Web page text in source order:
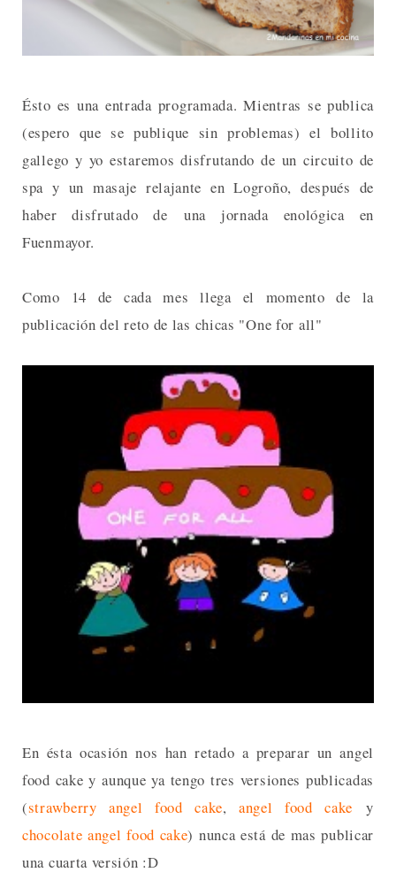
Ésto es una entrada programada. Mientras se publica
(espero que se publique sin problemas) el bollito
gallego y yo estaremos disfrutando de un circuito de
spa y un masaje relajante en Logroño, después de
haber disfrutado de una jornada enológica en
Fuenmayor.
Como 14 de cada mes llega el momento de la
publicación del reto de las chicas "One for all"
En ésta ocasión nos han retado a preparar un angel
food cake y aunque ya tengo tres versiones publicadas
(strawberry angel food cake,angel food cake y
chocolate angel food cake) nunca está de mas publicar
una cuarta versión :D